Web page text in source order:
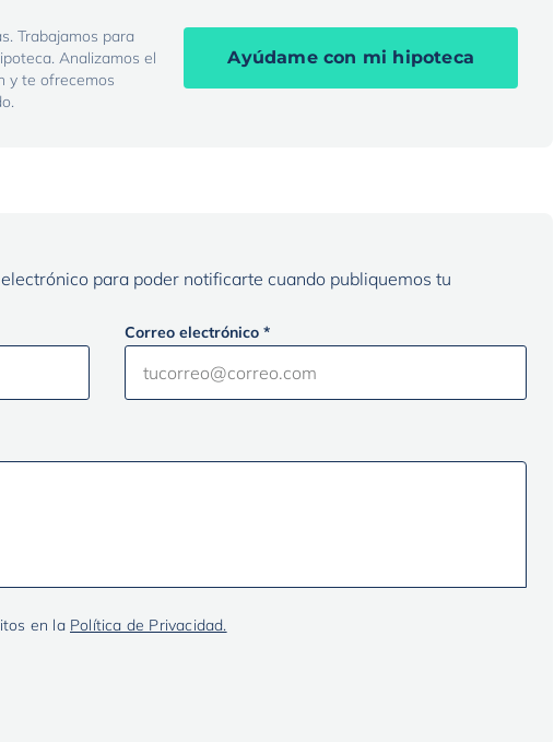
Trabajamos para
Analizamos el
y te ofrecemos
Ayúdame con mi hipoteca
para poder notificarte cuando publiquemos tu
Correo electrónico *
en la Política de Privacidad.